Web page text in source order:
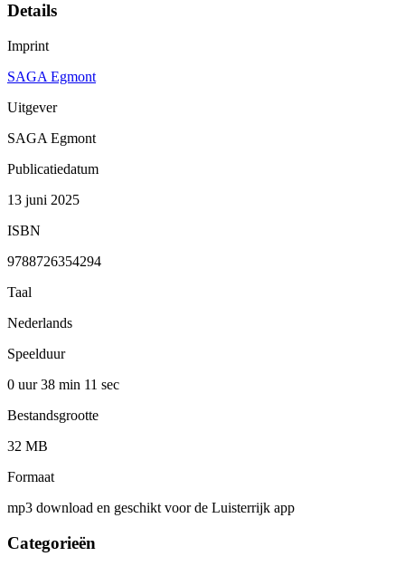
Details
Imprint
SAGA Egmont
Uitgever
SAGA Egmont
Publicatiedatum
13 juni 2025
ISBN
9788726354294
Taal
Nederlands
Speelduur
0 uur 38 min 11 sec
Bestandsgrootte
32 MB
Formaat
mp3 download en geschikt voor de Luisterrijk app
Categorieën